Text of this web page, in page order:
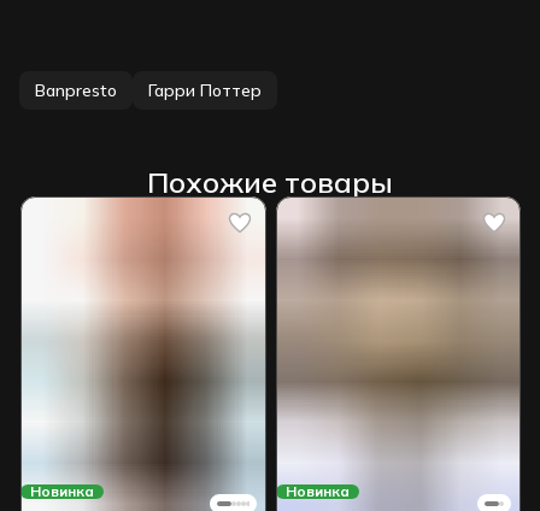
Banpresto Гарри Поттер
Похожие товары
Новинка Новинка